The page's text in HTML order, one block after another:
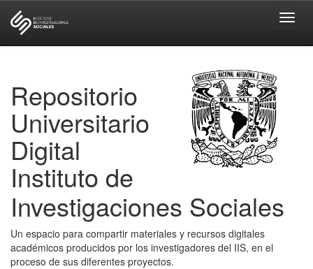
Repositorio
Universitario
Digital
Instituto de
Investigaciones Sociales
Un espacio para compartir materiales y recursos digitales
académicos producidos por los investigadores del IIS, en el
proceso de sus diferentes proyectos.